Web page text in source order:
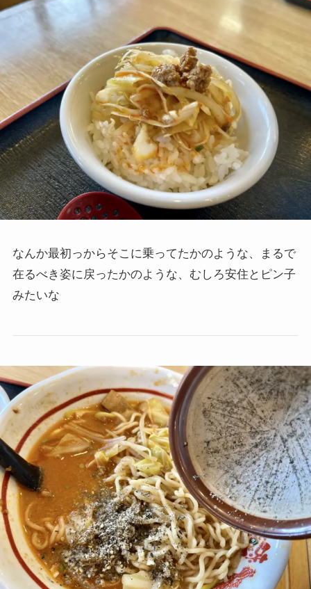
なんか最初っからそこに乗ってたかのような、まるで
在るべき姿に戻ったかのような、むしろ安住とピン子
みたいな